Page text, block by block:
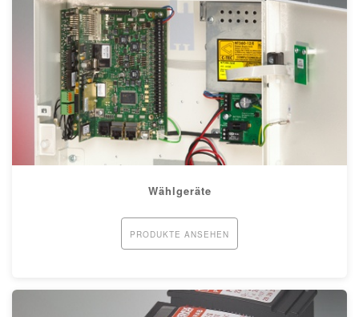
Wählgeräte
PRODUKTE ANSEHEN